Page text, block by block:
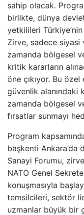
sahip olacak.
birlikte, dünya
yetkilileri
Zirve, sadece siyasi
zamanda bölgesel
kritik kararların
öne çıkıyor. Bu
güvenlik alanındaki
zamanda bölgesel
fırsatlar sunmayı
Program
başkenti Ankara’da
Sanayi Forumu,
NATO Genel
konuşmasıyla
temsilcileri, sektör
uzmanlar büyük bir